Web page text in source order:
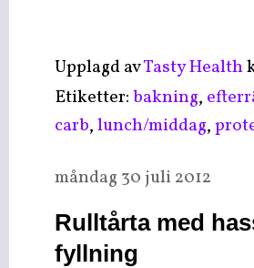
Upplagd avTasty Health
Etiketter:bakning,
carb,lunch/middag,
måndag 30 juli 2012
Rulltårta med
fyllning